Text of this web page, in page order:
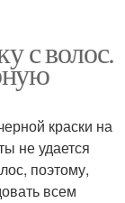
с волос.
краски на
не удается
поэтому,
всем